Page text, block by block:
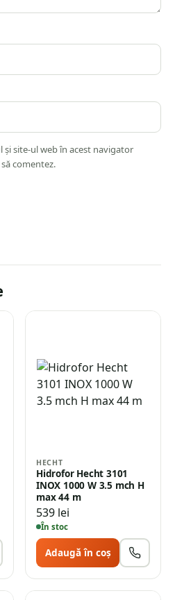
și site-ul web în acest navigator
comentez.
HECHT
Hidrofor Hecht 3101
INOX 1000 W 3.5 mch H
max 44 m
539 lei
În stoc
Adaugă în coș